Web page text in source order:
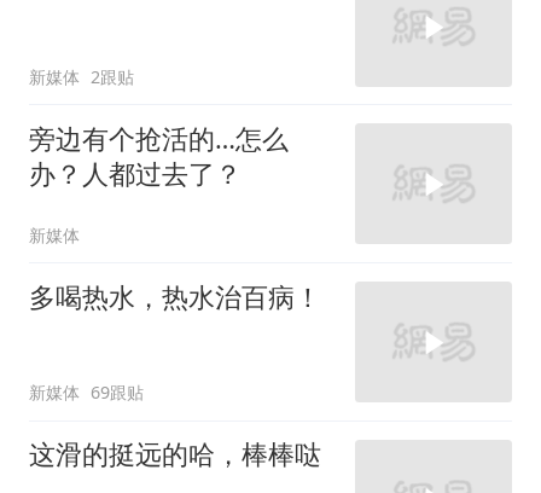
新媒体 2跟贴
旁边有个抢活的…怎么
办？人都过去了？
新媒体
多喝热水，热水治百病！
新媒体 69跟贴
这滑的挺远的哈，棒棒哒